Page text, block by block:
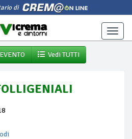
di
Toggle
Vedi TUTTI